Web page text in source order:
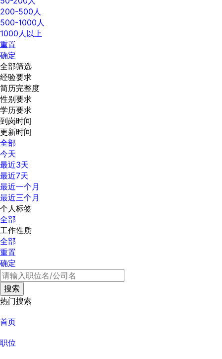
200-500人
500-1000人
1000人以上
重置
确定
全部筛选
经验要求
简历完整度
性别要求
学历要求
到岗时间
更新时间
全部
今天
最近3天
最近7天
最近一个月
最近三个月
个人标签
全部
工作性质
全部
重置
确定
热门搜索
首页
职位